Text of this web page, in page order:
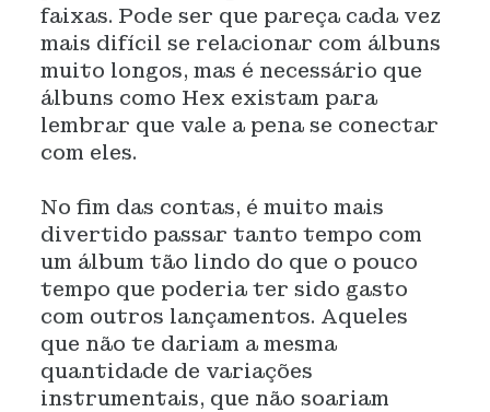
faixas. Pode ser que pareça cada vez
mais difícil se relacionar com álbuns
muito longos, mas é necessário que
álbuns como Hex existam para
lembrar que vale a pena se conectar
com eles.
No fim das contas, é muito mais
divertido passar tanto tempo com
um álbum tão lindo do que o pouco
tempo que poderia ter sido gasto
com outros lançamentos. Aqueles
que não te dariam a mesma
quantidade de variações
instrumentais, que não soariam